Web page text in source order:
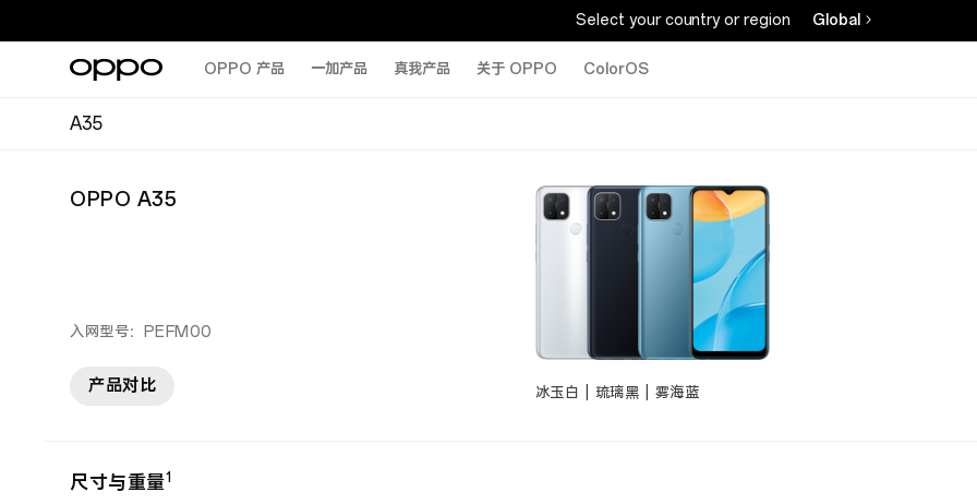
Select your country or region Global
OPPO 产品 一加产品 真我产品 关于 OPPO ColorOS
A35
OPPO A35
入网型号：PEFM00
产品对比 冰玉白 | 琉璃黑 | 雾海蓝
尺寸与重量1